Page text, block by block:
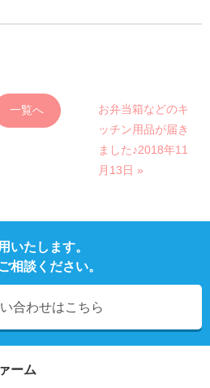
一覧へ
お弁当箱などのキ
ッチン用品が届き
ました♪2018年11
月13日 »
いたします。
相談ください。
合わせはこちら
ーム